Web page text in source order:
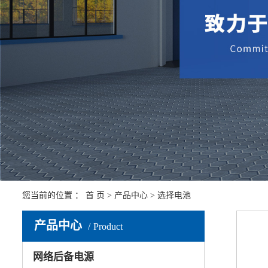
您当前的位置 ： 首 页 > 产品中心 > 选择电池
产品中心 Product
网络后备电源